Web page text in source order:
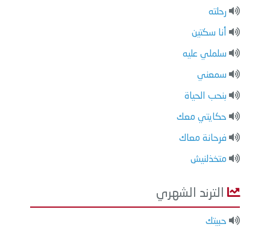
رحلته
أنا سكتين
سلملي عليه
سمعني
بنحب الحياة
حكايتي معك
فرحانة معاك
متخذلنيش
الترند الشهري
حبيتك